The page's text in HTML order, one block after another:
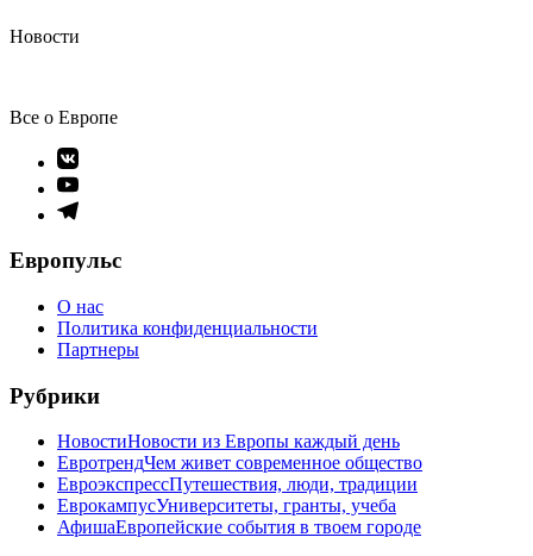
Новости
Все о Европе
Элемент
меню
Элемент
меню
Элемент
Европульс
О нас
Политика конфиденциальности
Партнеры
Рубрики
НовостиНовости из Европы каждый день
ЕвротрендЧем живет современное общество
ЕвроэкспрессПутешествия, люди, традиции
ЕврокампусУниверситеты, гранты, учеба
АфишаЕвропейские события в твоем городе